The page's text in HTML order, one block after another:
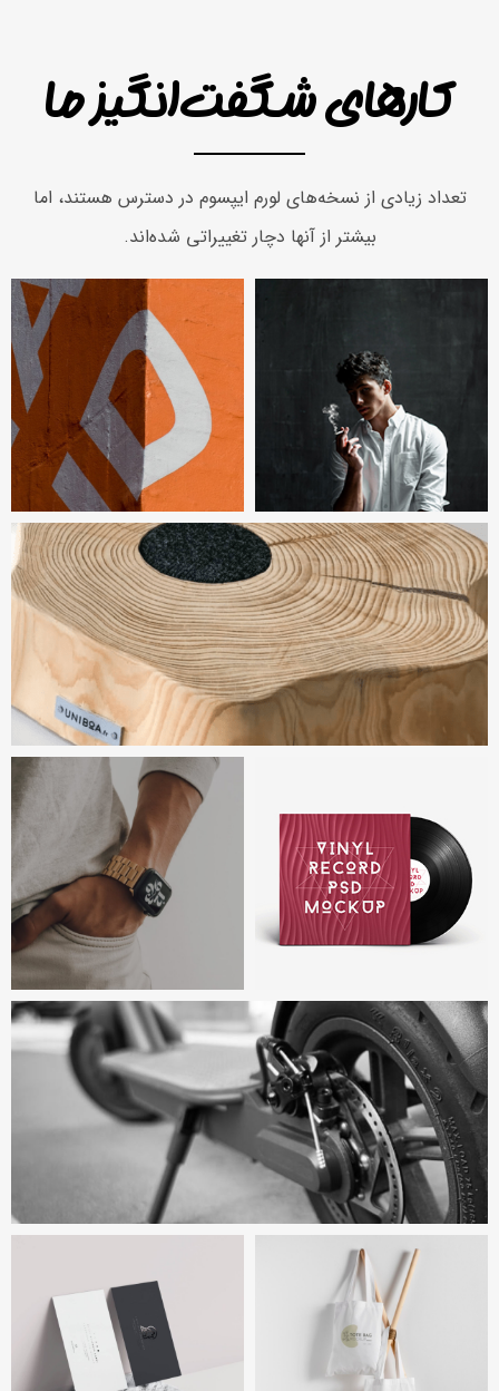
کارهای شگفت‌انگیز ما
تعداد زیادی از نسخه‌های لورم ایپسوم در دسترس هستند، اما
بیشتر از آنها دچار تغییراتی شده‌اند.